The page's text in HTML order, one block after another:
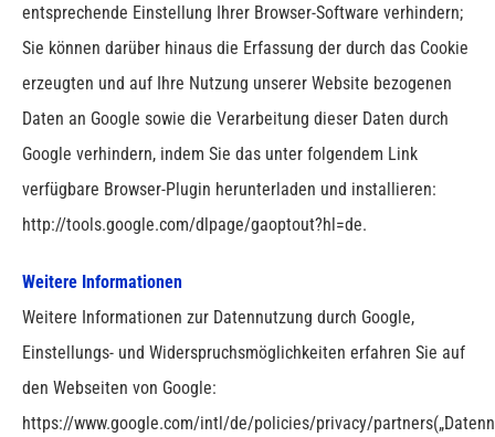
entsprechende Einstellung Ihrer Browser-Software verhindern;
Sie können darüber hinaus die Erfassung der durch das Cookie
erzeugten und auf Ihre Nutzung unserer Website bezogenen
Daten an Google sowie die Verarbeitung dieser Daten durch
Google verhindern, indem Sie das unter folgendem Link
verfügbare Browser-Plugin herunterladen und installieren:
http://tools.google.com/dlpage/gaoptout?hl=de.
Weitere Informationen
Weitere Informationen zur Datennutzung durch Google,
Einstellungs- und Widerspruchsmöglichkeiten erfahren Sie auf
den Webseiten von Google:
https://www.google.com/intl/de/policies/privacy/